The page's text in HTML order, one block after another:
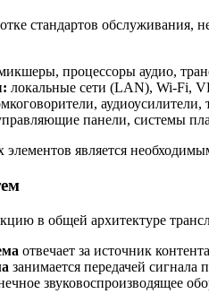
стандартов
процессоры аудио,
локальные сети (LAN), Wi-Fi,
аудиоусилители,
панели, системы
является
в общей архитектуре
отвечает за источник
занимается передачей
звуковоспроизводящее